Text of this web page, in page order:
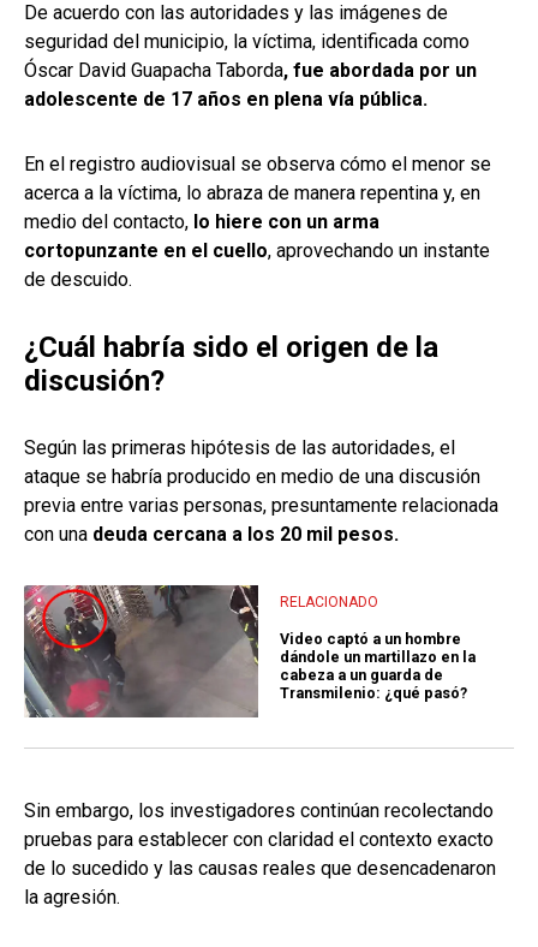
De acuerdo con las autoridades y las imágenes de
seguridad del municipio, la víctima, identificada como
Óscar David Guapacha Taborda, fue abordada por un
adolescente de 17 años en plena vía pública.
En el registro audiovisual se observa cómo el menor se
acerca a la víctima, lo abraza de manera repentina y, en
medio del contacto, lo hiere con un arma
cortopunzante en el cuello, aprovechando un instante
de descuido.
¿Cuál habría sido el origen de la
discusión?
Según las primeras hipótesis de las autoridades, el
ataque se habría producido en medio de una discusión
previa entre varias personas, presuntamente relacionada
con una deuda cercana a los 20 mil pesos.
RELACIONADO
Video captó a un hombre
dándole un martillazo en la
cabeza a un guarda de
Transmilenio: ¿qué pasó?
Sin embargo, los investigadores continúan recolectando
pruebas para establecer con claridad el contexto exacto
de lo sucedido y las causas reales que desencadenaron
la agresión.